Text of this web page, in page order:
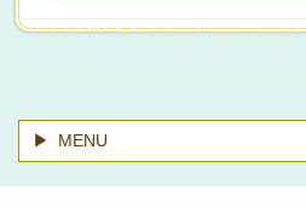
MENU